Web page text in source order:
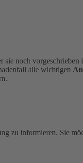
sie noch vorgeschrieben
alle wichtigen
zu informieren. Sie